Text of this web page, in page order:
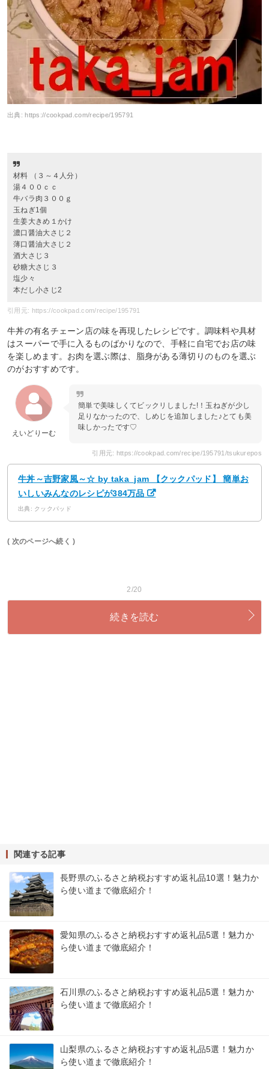
出典:https://cookpad.com/recipe/195791
材料 （３～４人分）
湯４００ｃｃ
牛バラ肉３００ｇ
玉ねぎ1個
生姜大きめ１かけ
濃口醤油大さじ２
薄口醤油大さじ２
酒大さじ３
砂糖大さじ３
塩少々
本だし小さじ2
引用元: https://cookpad.com/recipe/195791
牛丼の有名チェーン店の味を再現したレシピです。調味料や具材
はスーパーで手に入るものばかりなので、手軽に自宅でお店の味
を楽しめます。お肉を選ぶ際は、脂身がある薄切りのものを選ぶ
のがおすすめです。
えいどりーむ
簡単で美味しくてビックリしました!！玉ねぎが少し
足りなかったので、しめじを追加しました♪とても美
味しかったです♡
引用元: https://cookpad.com/recipe/195791/tsukurepos
牛丼～吉野家風～☆ by taka_jam 【クックパッド】 簡単お
いしいみんなのレシピが384万品
出典: クックパッド
( 次のページへ続く )
2/20
続きを読む
関連する記事
長野県のふるさと納税おすすめ返礼品10選！魅力か
ら使い道まで徹底紹介！
愛知県のふるさと納税おすすめ返礼品5選！魅力か
ら使い道まで徹底紹介！
石川県のふるさと納税おすすめ返礼品5選！魅力か
ら使い道まで徹底紹介！
山梨県のふるさと納税おすすめ返礼品5選！魅力か
ら使い道まで徹底紹介！